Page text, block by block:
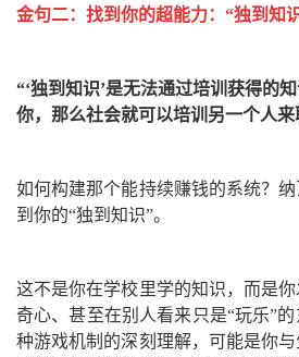
金句二：找到你的超能力：“独到知
“‘独到知识’是无法通过培训获得的
你，那么社会就可以培训另一个人来
如何构建那个能持续赚钱的系统？
到你的“独到知识”。
这不是你在学校里学的知识，而是
奇心、甚至在别人看来只是“玩乐”
种游戏机制的深刻理解，可能是你